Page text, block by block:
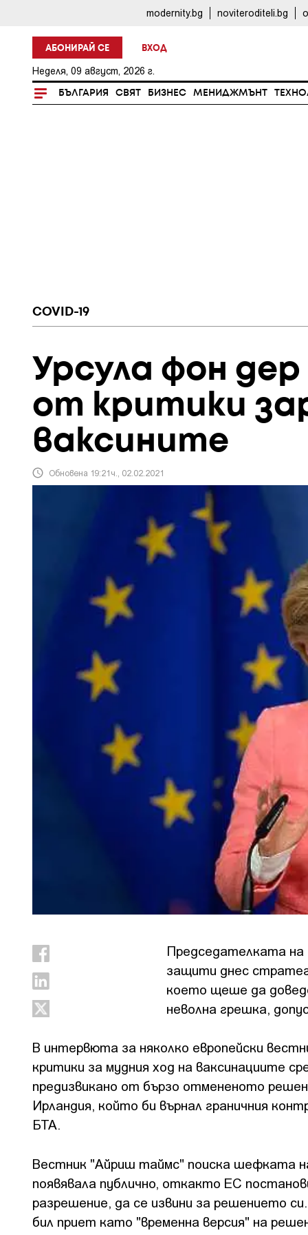
modernity.bg noviteroditeli.bg
АБОНИРАЙ СЕ ВХОД
Неделя, 09 август, 2026 г.
БЪЛГАРИЯ СВЯТ БИЗНЕС МЕНИДЖМЪНТ
COVID-19
Урсула фон
от критики
ваксините
Обновена 19:21ч., 02.02.2021
Председателката на
защити днес
което щеше да
неволна грешка,
В интервюта за няколко европейски
критики за мудния ход на ваксинациите
предизвикано от бързо отмененото
Ирландия, който би върнал граничния
БТА.
Вестник "Айриш таймс" поиска шефката
появявала публично, откакто ЕС
разрешение, да се извини за решението
бил приет като "временна версия" на